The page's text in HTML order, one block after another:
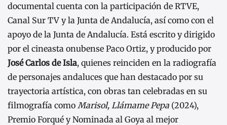
documental cuenta con la participación de RTVE,
Canal Sur TV y la Junta de Andalucía, así como con el
apoyo de la Junta de Andalucía. Está escrito y dirigido
por el cineasta onubense Paco Ortiz, y producido por
José Carlos de Isla, quienes reinciden en la radiografía
de personajes andaluces que han destacado por su
trayectoria artística, con obras tan celebradas en su
filmografía como Marisol, Llámame Pepa (2024),
Premio Forqué y Nominada al Goya al mejor